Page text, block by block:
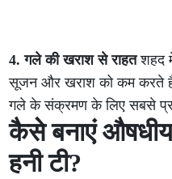
4. गले की खराश से राहतशहद
सूजन और खराश को कम करते
गले के संक्रमण के लिए सबसे
कैसे बनाएं
हनी टी?